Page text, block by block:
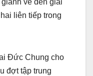
vé đến giải
liên tiếp trong
Đức Chung cho
đợt tập trung